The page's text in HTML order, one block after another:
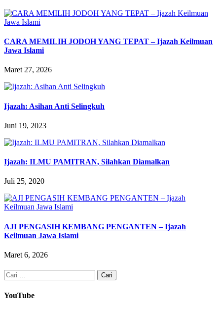
CARA MEMILIH JODOH YANG TEPAT – Ijazah Keilmuan
Jawa Islami
Maret 27, 2026
Ijazah: Asihan Anti Selingkuh
Juni 19, 2023
Ijazah: ILMU PAMITRAN, Silahkan Diamalkan
Juli 25, 2020
AJI PENGASIH KEMBANG PENGANTEN – Ijazah
Keilmuan Jawa Islami
Maret 6, 2026
Cari
untuk:
YouTube